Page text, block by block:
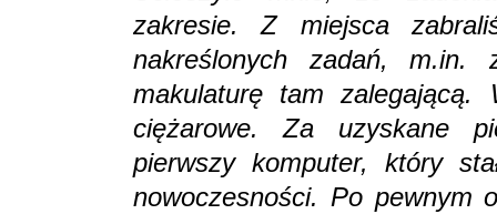
zakresie. Z miejsca
nakreślonych zadań, m.in.
makulaturę tam zalegającą.
ciężarowe. Za uzyskane
pierwszy komputer, który
nowoczesności. Po pewnym